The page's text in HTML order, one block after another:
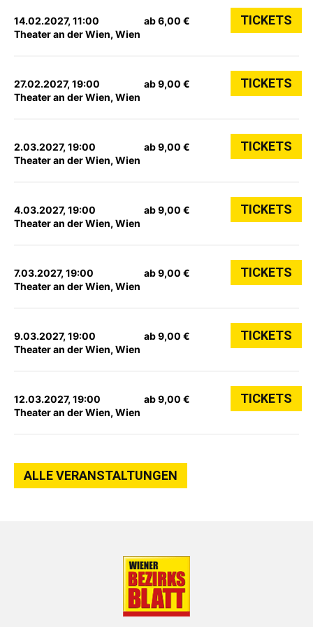
14.02.2027, 11:00
Theater an der Wien, Wien
ab 6,00 € TICKETS
27.02.2027, 19:00
Theater an der Wien, Wien
ab 9,00 € TICKETS
2.03.2027, 19:00
Theater an der Wien, Wien
ab 9,00 € TICKETS
4.03.2027, 19:00
Theater an der Wien, Wien
ab 9,00 € TICKETS
7.03.2027, 19:00
Theater an der Wien, Wien
ab 9,00 € TICKETS
9.03.2027, 19:00
Theater an der Wien, Wien
ab 9,00 € TICKETS
12.03.2027, 19:00
Theater an der Wien, Wien
ab 9,00 € TICKETS
ALLE VERANSTALTUNGEN